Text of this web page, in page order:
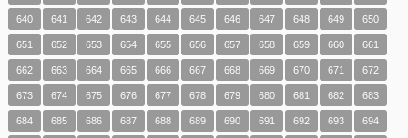
640 641 642 643 644 645 646 647 648 649 650
651 652 653 654 655 656 657 658 659 660 661
662 663 664 665 666 667 668 669 670 671 672
673 674 675 676 677 678 679 680 681 682 683
684 685 686 687 688 689 690 691 692 693 694